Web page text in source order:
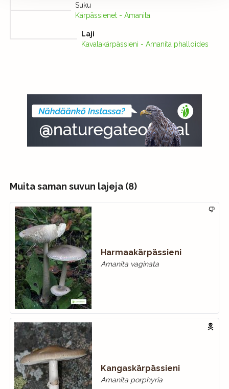
Suku
Kärpässienet - Amanita
Laji
Kavalakärpässieni - Amanita phalloides
Muita saman suvun lajeja (8)
Harmaakärpässieni
Amanita vaginata
Kangaskärpässieni
Amanita porphyria